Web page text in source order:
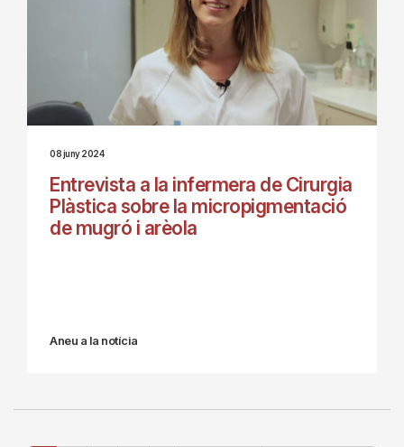
08 juny 2024
Entrevista a la infermera de Cirurgia
Plàstica sobre la micropigmentació
de mugró i arèola
Aneu a la notícia